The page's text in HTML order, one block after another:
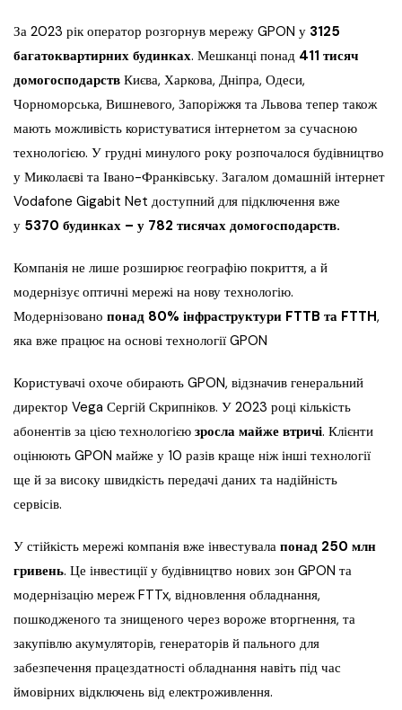
За 2023 рік оператор розгорнув мережу GPON у 3125
багатоквартирних будинках. Мешканці понад 411 тисяч
домогосподарств Києва, Харкова, Дніпра, Одеси,
Чорноморська, Вишневого, Запоріжжя та Львова тепер також
мають можливість користуватися інтернетом за сучасною
технологією. У грудні минулого року розпочалося будівництво
у Миколаєві та Івано-Франківську. Загалом домашній інтернет
Vodafone Gigabit Net доступний для підключення вже
у 5370 будинках – у 782 тисячах домогосподарств.
Компанія не лише розширює географію покриття, а й
модернізує оптичні мережі на нову технологію.
Модернізовано понад 80% інфраструктури FTTB та FTTH,
яка вже працює на основі технології GPON
Користувачі охоче обирають GPON, відзначив генеральний
директор Vega Сергій Скрипніков. У 2023 році кількість
абонентів за цією технологією зросла майже втричі. Клієнти
оцінюють GPON майже у 10 разів краще ніж інші технології
ще й за високу швидкість передачі даних та надійність
сервісів.
У стійкість мережі компанія вже інвестувала понад 250 млн
гривень. Це інвестиції у будівництво нових зон GPON та
модернізацію мереж FTTx, відновлення обладнання,
пошкодженого та знищеного через вороже вторгнення, та
закупівлю акумуляторів, генераторів й пального для
забезпечення працездатності обладнання навіть під час
ймовірних відключень від електроживлення.